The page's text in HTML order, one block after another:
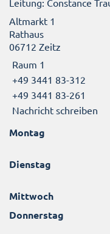
Leitung: Constance
Altmarkt 1
Rathaus
06712 Zeitz
Raum 1
+49 3441 83-312
+49 3441 83-261
Nachricht schreiben
Montag
Dienstag
Mittwoch
Donnerstag